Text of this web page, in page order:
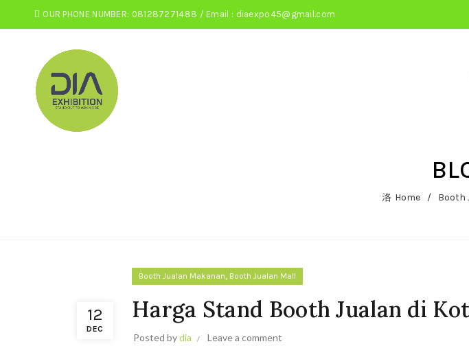
OUR PHONE NUMBER: 081287271488 / Email : diaexpo45@gmail.com
Home Booth
12
DEC
Booth Jualan Makanan, Booth Jualan Mall
Harga Stand Booth Jualan di
Posted bydia Leave a comment